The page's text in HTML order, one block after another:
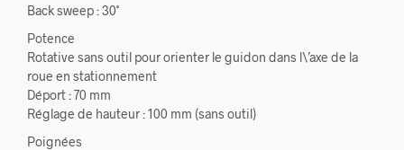
Back sweep : 30˚
Potence
Rotative sans outil pour orienter le guidon dans l\’axe de la
roue en stationnement
Déport : 70 mm
Réglage de hauteur : 100 mm (sans outil)
Poignées